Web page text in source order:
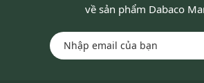
về sản phẩm Dabaco